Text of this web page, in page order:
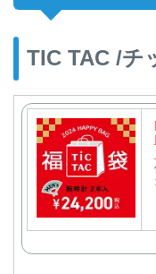
TIC TAC /チ